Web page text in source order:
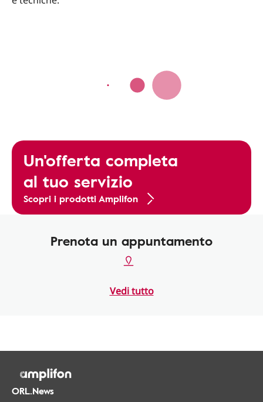
Un'offerta completa
al tuo servizio
Scopri i prodotti Amplifon
Prenota un appuntamento
Vedi tutto
ORL.News